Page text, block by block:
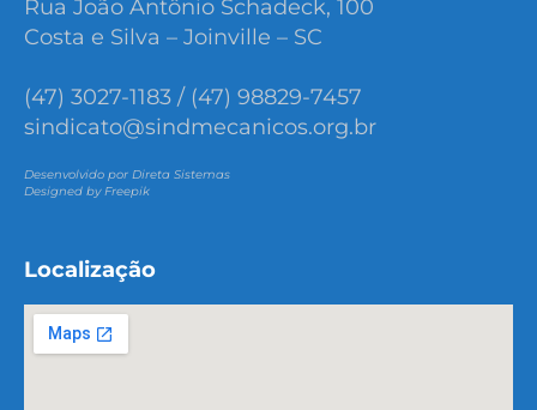
Rua João Antônio Schadeck, 100
Costa e Silva – Joinville – SC
(47) 3027-1183 / (47) 98829-7457
sindicato@sindmecanicos.org.br
Desenvolvido por Direta Sistemas
Designed by Freepik
Localização